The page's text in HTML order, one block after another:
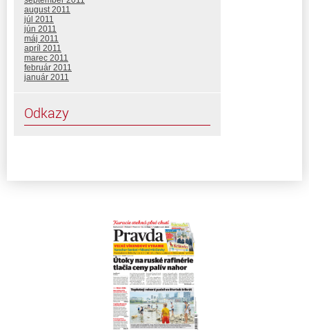
august 2011
júl 2011
jún 2011
máj 2011
apríl 2011
marec 2011
február 2011
január 2011
Odkazy